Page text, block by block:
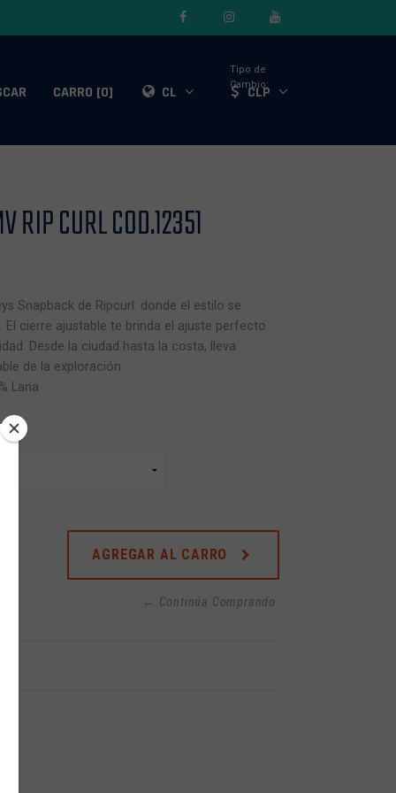
CARRO [0] CL
Tipo de
Cambio:
CLP
CURL COD.12351
Snapback de Ripcurl: donde el estilo se
cierre ajustable te brinda el ajuste perfecto
Desde la ciudad hasta la costa, lleva
de la exploración.
Lana
AGREGAR AL CARRO
← Continúa Comprando